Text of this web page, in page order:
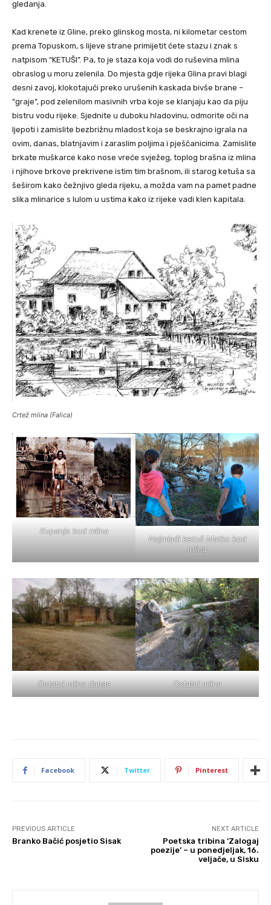
gledanja.
Kad krenete iz Gline, preko glinskog mosta, ni kilometar cestom
prema Topuskom, s lijeve strane primijetit ćete stazu i znak s
natpisom “KETUŠI”. Pa, to je staza koja vodi do ruševina mlina
obraslog u moru zelenila. Do mjesta gdje rijeka Glina pravi blagi
desni zavoj, klokotajući preko urušenih kaskada bivše brane –
“graje”, pod zelenilom masivnih vrba koje se klanjaju kao da piju
bistru vodu rijeke. Sjednite u duboku hladovinu, odmorite oči na
ljepoti i zamislite bezbrižnu mladost koja se beskrajno igrala na
ovim, danas, blatnjavim i zaraslim poljima i pješčanicima. Zamislite
brkate muškarce kako nose vreće svježeg, toplog brašna iz mlina
i njihove brkove prekrivene istim tim brašnom, ili starog ketuša sa
šeširom kako čežnjivo gleda rijeku, a možda vam na pamet padne
slika mlinarice s lulom u ustima kako iz rijeke vadi klen kapitala.
Crtež mlina (Falica)
Kupanje kod mlina
Najmlađi ketuš Matko kod
mlina
Ostatci mlina danas Ostatci mlina
Facebook Twitter Pinterest
PREVIOUS ARTICLE
Branko Bačić posjetio Sisak
NEXT ARTICLE
Poetska tribina ‘Zalogaj
poezije’ – u ponedjeljak, 16.
veljače, u Sisku